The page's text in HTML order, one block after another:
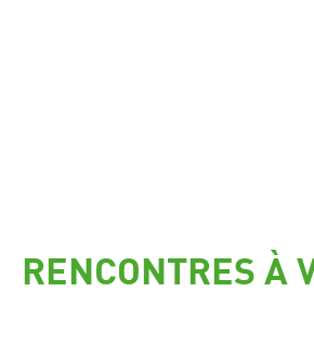
RENCONTRES À